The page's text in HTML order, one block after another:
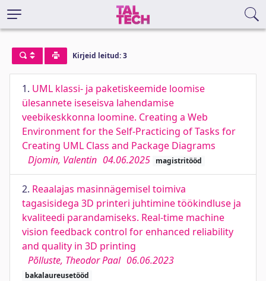
Kirjeid leitud: 3
1. UML klassi- ja paketiskeemide loomise
ülesannete iseseisva lahendamise
veebikeskkonna loomine. Creating a Web
Environment for the Self-Practicing of Tasks for
Creating UML Class and Package Diagrams
Djomin, Valentin 04.06.2025 magistritööd
2. Reaalajas masinnägemisel toimiva
tagasisidega 3D printeri juhtimine töökindluse ja
kvaliteedi parandamiseks. Real-time machine
vision feedback control for enhanced reliability
and quality in 3D printing
Põlluste, Theodor Paal 06.06.2023
bakalaureusetööd